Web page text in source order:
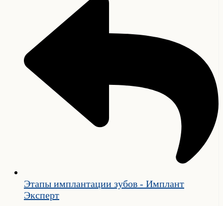
Этапы имплантации зубов - Имплант
Эксперт